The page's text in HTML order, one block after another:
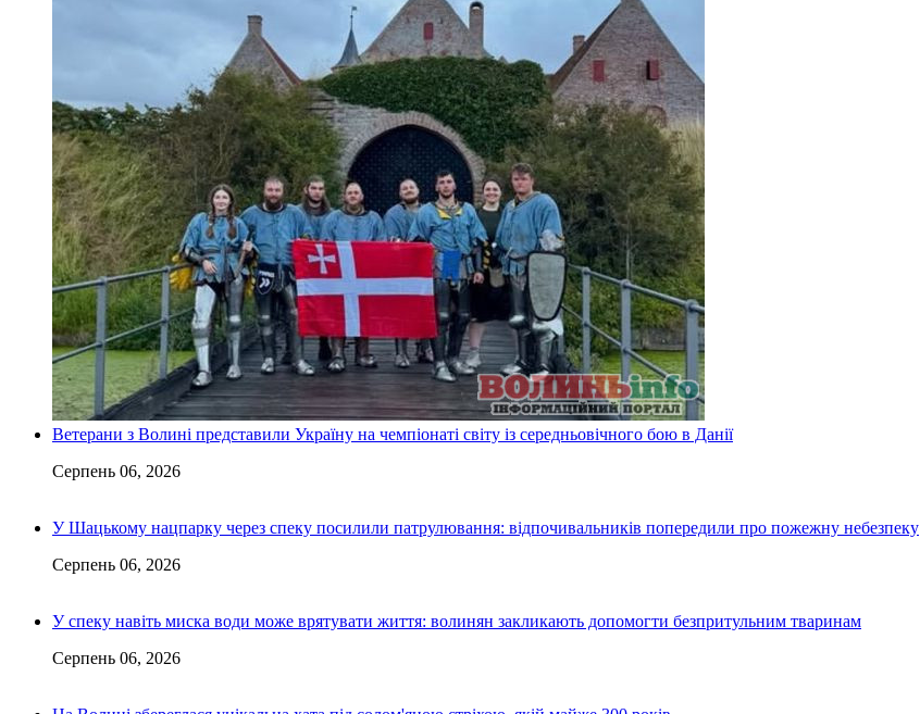
Ветерани з Волині представили Україну на чемпіонаті світу із середньовічного бою в Данії
Серпень 06, 2026
У Шацькому нацпарку через спеку посилили патрулювання: відпочивальників попередили про пожежну небезпеку
Серпень 06, 2026
У спеку навіть миска води може врятувати життя: волинян закликають допомогти безпритульним тваринам
Серпень 06, 2026